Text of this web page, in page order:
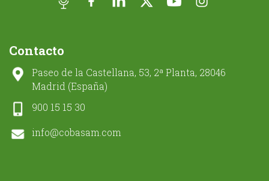
Contacto
Paseo de la Castellana, 53, 2ª Planta, 28046
Madrid (España)
900 15 15 30
info@cobasam.com